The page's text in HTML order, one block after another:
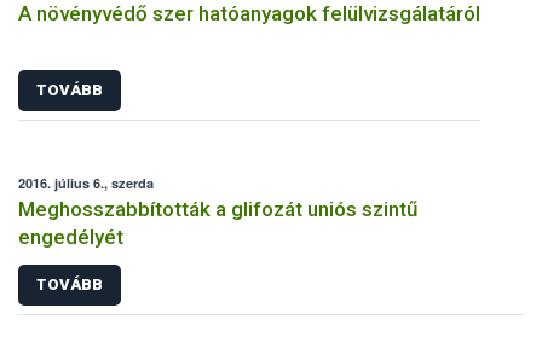
A növényvédő szer hatóanyagok felülvizsgálatáról
TOVÁBB
2016. július 6., szerda
Meghosszabbították a glifozát uniós szintű
engedélyét
TOVÁBB